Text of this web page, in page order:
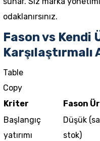
odaklanırsınız.
Fason vs Kendi
Karşılaştırmalı
Table
Copy
Kriter
Fason
Başlangıç
yatırımı
Düşük
stok)